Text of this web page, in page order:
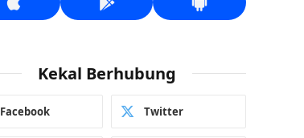
Kekal Berhubung
Facebook Twitter